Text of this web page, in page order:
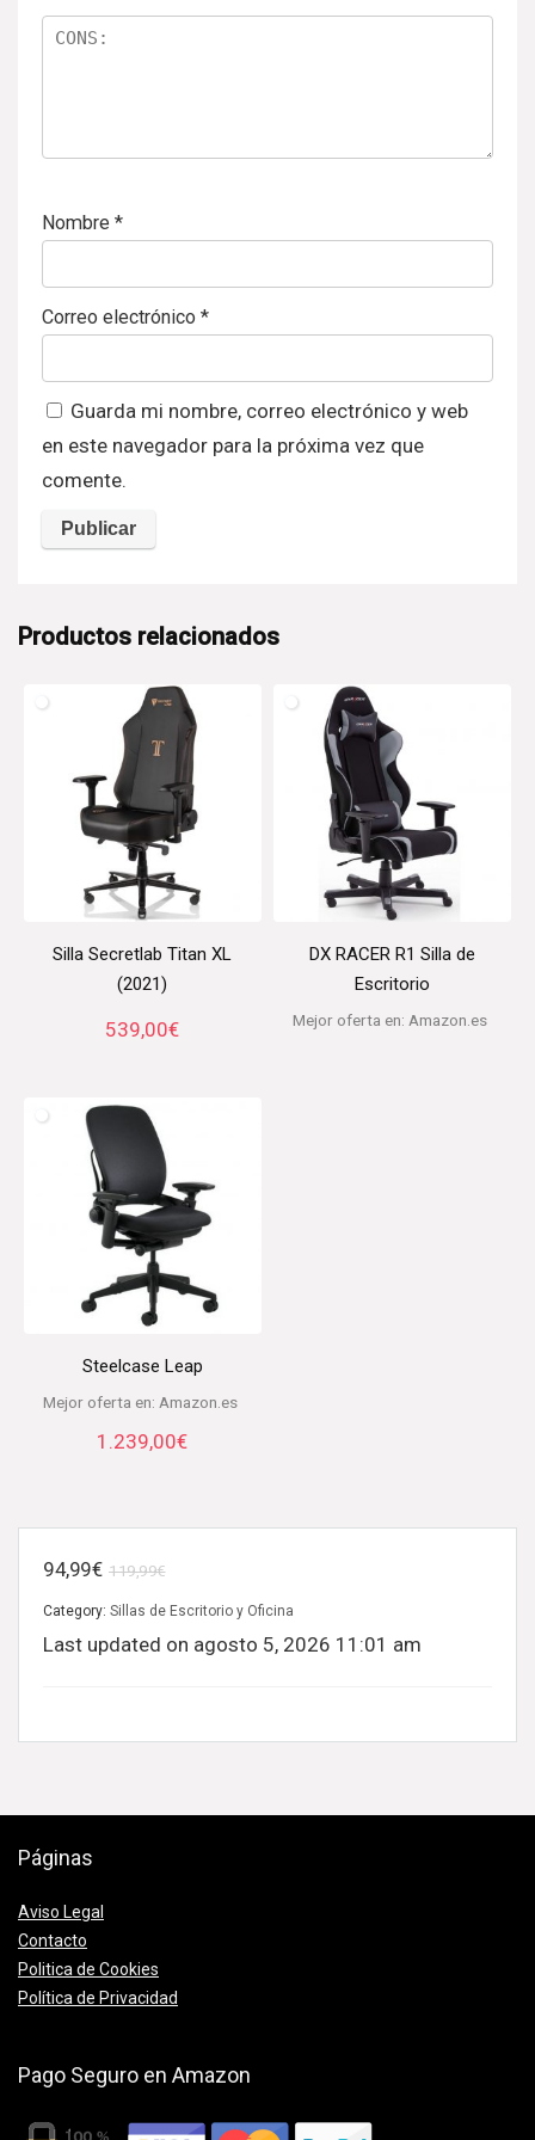
Nombre *
Correo electrónico *
Guarda mi nombre, correo electrónico y web
en este navegador para la próxima vez que
comente.
Productos relacionados
Silla Secretlab Titan XL
(2021)
539,00€
DX RACER R1 Silla de
Escritorio
Mejor oferta en: Amazon.es
Steelcase Leap
Mejor oferta en: Amazon.es
1.239,00€
119,99€El
precio
original
94,99€
El
precio
actual
Category: Sillas de Escritorio y Oficina
Last updated on agosto 5, 2026 11:01 am
Páginas
Aviso Legal
Contacto
Politica de Cookies
Política de Privacidad
Pago Seguro en Amazon